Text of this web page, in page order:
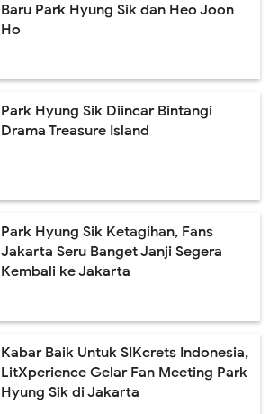
Baru Park Hyung Sik dan Heo Joon
Ho
Park Hyung Sik Diincar Bintangi
Drama Treasure Island
Park Hyung Sik Ketagihan, Fans
Jakarta Seru Banget Janji Segera
Kembali ke Jakarta
Kabar Baik Untuk SIKcrets Indonesia,
LitXperience Gelar Fan Meeting Park
Hyung Sik di Jakarta